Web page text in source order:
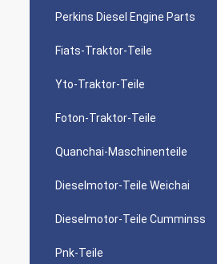
Perkins Diesel Engine Parts
Fiats-Traktor-Teile
Yto-Traktor-Teile
Foton-Traktor-Teile
Quanchai-Maschinenteile
Dieselmotor-Teile Weichai
Dieselmotor-Teile Cumminss
Pnk-Teile